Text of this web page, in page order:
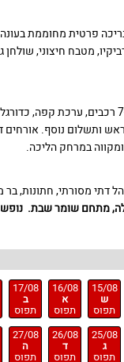
פרטית מחוממת
אינטרנט אלחוטי חינם, ערוצי יס, חנייה פרטית מסודרת ל-7 רכבים,
ותשלום נוסף. אורחים
במרחק הליכה.
דתי מסורתי, חתונות, בר
רועשות, גילאי 25 ומעלה, מתחם שומר
15/08
ש
תפוס
16/08
א
תפוס
17/08
ב
תפוס
25/08
ג
תפוס
26/08
ד
תפוס
27/08
ה
תפוס